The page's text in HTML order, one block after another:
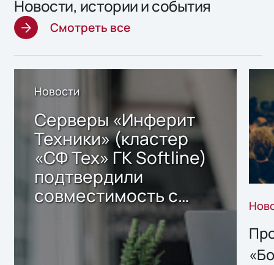
Новости, истории и события
Смотреть все
Новости
Серверы «Инферит
Техники» (кластер
«СФ Тех» ГК Softline)
подтвердили
совместимость с
решением Sharx
Storage 2.x для
хранения данных